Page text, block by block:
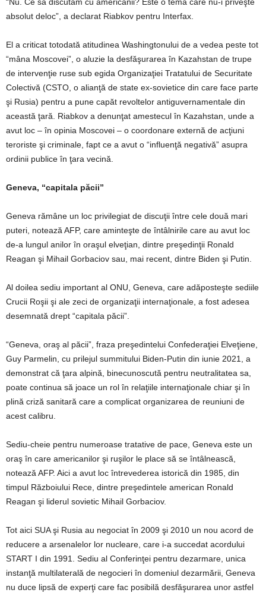
“Nu. Ce să discutăm cu americanii? Este o temă care nu-i priveşte
absolut deloc”, a declarat Riabkov pentru Interfax.
El a criticat totodată atitudinea Washingtonului de a vedea peste tot
“mâna Moscovei”, o aluzie la desfăşurarea în Kazahstan de trupe
de intervenţie ruse sub egida Organizaţiei Tratatului de Securitate
Colectivă (CSTO, o alianţă de state ex-sovietice din care face parte
şi Rusia) pentru a pune capăt revoltelor antiguvernamentale din
această ţară. Riabkov a denunţat amestecul în Kazahstan, unde a
avut loc – în opinia Moscovei – o coordonare externă de acţiuni
teroriste şi criminale, fapt ce a avut o “influenţă negativă” asupra
ordinii publice în ţara vecină.
Geneva, “capitala păcii”
Geneva rămâne un loc privilegiat de discuţii între cele două mari
puteri, notează AFP, care aminteşte de întâlnirile care au avut loc
de-a lungul anilor în oraşul elveţian, dintre preşedinţii Ronald
Reagan şi Mihail Gorbaciov sau, mai recent, dintre Biden şi Putin.
Al doilea sediu important al ONU, Geneva, care adăposteşte sediile
Crucii Roşii şi ale zeci de organizaţii internaţionale, a fost adesea
desemnată drept “capitala păcii”.
“Geneva, oraş al păcii”, fraza preşedintelui Confederaţiei Elveţiene,
Guy Parmelin, cu prilejul summitului Biden-Putin din iunie 2021, a
demonstrat că ţara alpină, binecunoscută pentru neutralitatea sa,
poate continua să joace un rol în relaţiile internaţionale chiar şi în
plină criză sanitară care a complicat organizarea de reuniuni de
acest calibru.
Sediu-cheie pentru numeroase tratative de pace, Geneva este un
oraş în care americanilor şi ruşilor le place să se întâlnească,
notează AFP. Aici a avut loc întrevederea istorică din 1985, din
timpul Războiului Rece, dintre preşedintele american Ronald
Reagan şi liderul sovietic Mihail Gorbaciov.
Tot aici SUA şi Rusia au negociat în 2009 şi 2010 un nou acord de
reducere a arsenalelor lor nucleare, care i-a succedat acordului
START I din 1991. Sediu al Conferinţei pentru dezarmare, unica
instanţă multilaterală de negocieri în domeniul dezarmării, Geneva
nu duce lipsă de experţi care fac posibilă desfăşurarea unor astfel